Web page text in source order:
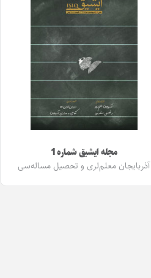
مجله ایشیق شماره 1
آذربایجان معلم‌لری و تحصیل مساله‌سی